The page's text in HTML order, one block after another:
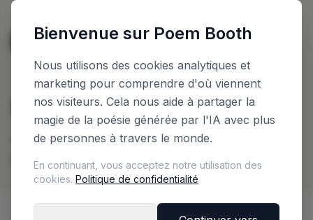
Bienvenue sur Poem Booth
Nous utilisons des cookies analytiques et
marketing pour comprendre d'où viennent
nos visiteurs. Cela nous aide à partager la
magie de la poésie générée par l'IA avec plus
de personnes à travers le monde.
En continuant, vous acceptez notre utilisation des
cookies. Politique de confidentialité
Planifiez votre Booth
Configurez votre booth et obtenez un devis
instantane